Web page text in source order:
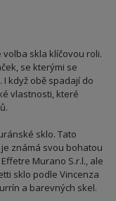
skla klíčovou roli.
se kterými se
když obě spadají do
vlastnosti, které
sklo. Tato
známá svou bohatou
Murano S.r.l., ale
sklo podle Vincenza
a barevných skel.